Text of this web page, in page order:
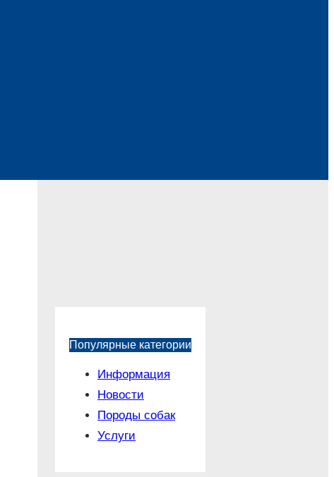
Популярные категории
Информация
Новости
Породы собак
Услуги